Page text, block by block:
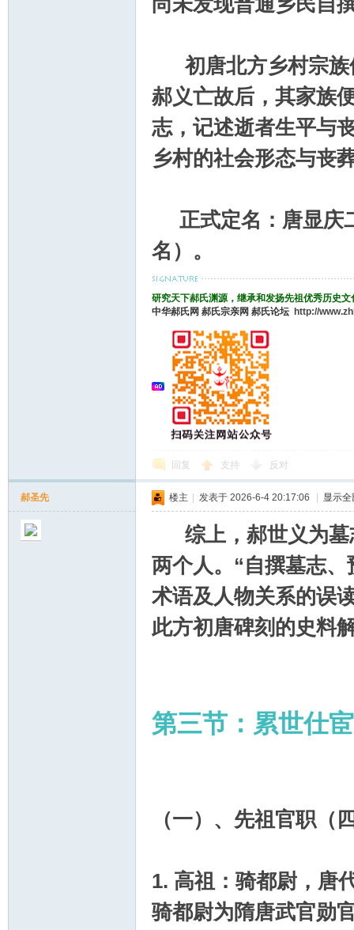
初唐北方乡村宗族
郝义亡故后，其家族
志，记述逝者生平与
乡村的社会形态与丧
正式定名：唐显庆
名）。
研究天下郝氏渊源，继承和发扬先祖优秀历史
中华郝氏网 郝氏宗亲网 郝氏论坛 http://
回复 支持 反对
郝圣先 楼主 发表于 2026-6-4 20:17:06 显示
综上，郝世义为墓
两个人。“自撰墓志
术语及人物关系的误
此方初唐碑刻的史料
第三节：累世仕
（一）、先祖官职（
1. 高祖：骑都尉，唐
骑都尉为隋唐武官勋